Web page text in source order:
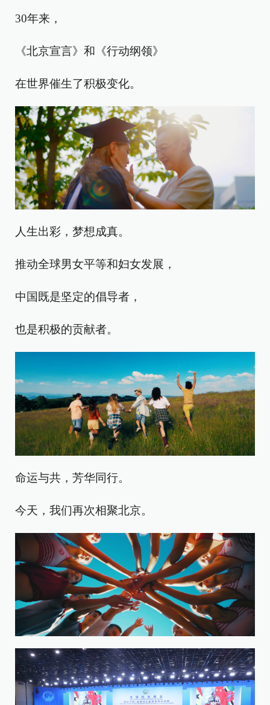
30年来，
《北京宣言》和《行动纲领》
在世界催生了积极变化。
人生出彩，梦想成真。
推动全球男女平等和妇女发展，
中国既是坚定的倡导者，
也是积极的贡献者。
命运与共，芳华同行。
今天，我们再次相聚北京。